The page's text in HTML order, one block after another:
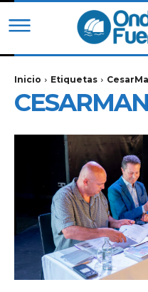
Inicio Etiquetas